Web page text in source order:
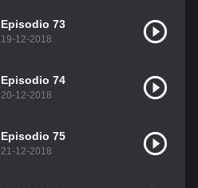
Episodio 73
19-12-2018
Episodio 74
20-12-2018
Episodio 75
21-12-2018